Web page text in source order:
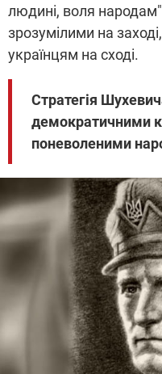
людині, воля
зрозумілими на
українцям на сході.
Стратегія
демократичними
поневоленими